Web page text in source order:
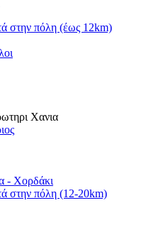
στην πόλη (έως 12km)
Χανια
- Χορδάκι
στην πόλη (12-20km)